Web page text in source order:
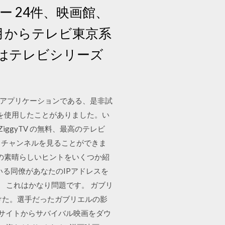
24件、映画館、
からテレビ東京系
テレビシリーズ
プリケーションである、是非試
用したことがありました。い
の無料、最高のテレビ
ャンネルを見ることができま
晴らしいヒントをいくつか紹
同僚があなたのIPアドレスを
これはかなり問題です。 ガブリ
。選手だったガブリエルの影
イトからサバイバル映画をダウ